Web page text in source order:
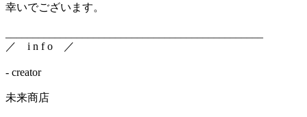
幸いでございます。
／ i n f o ／
- creator
未来商店